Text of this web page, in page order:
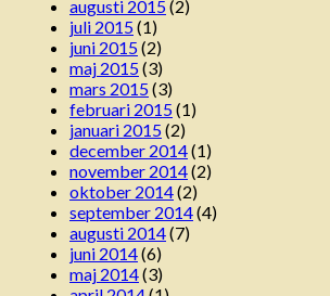
augusti 2015(2)
juli 2015(1)
juni 2015(2)
maj 2015(3)
mars 2015(3)
februari 2015(1)
januari 2015(2)
december 2014(1)
november 2014(2)
oktober 2014(2)
september 2014(4)
augusti 2014(7)
juni 2014(6)
maj 2014(3)